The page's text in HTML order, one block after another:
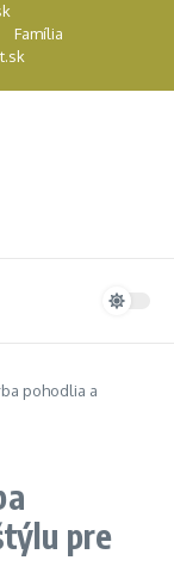
Família
pohodlia a
pre